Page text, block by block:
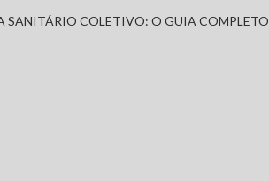
SANITÁRIO COLETIVO: O GUIA COMPLETO